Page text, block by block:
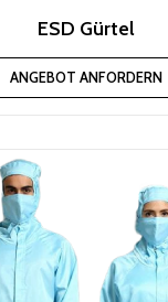
ESD Gürtel
ANGEBOT ANFORDERN